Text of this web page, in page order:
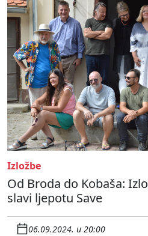
Izložbe
Od Broda do Kobaša:
slavi ljepotu Save
06.09.2024. u 20:00